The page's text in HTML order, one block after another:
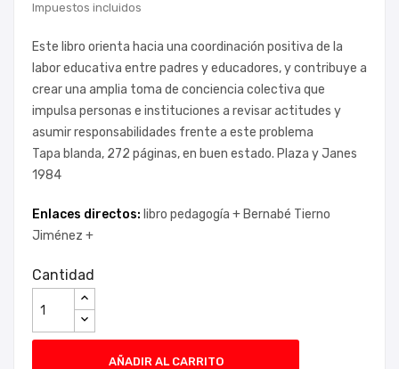
Impuestos incluidos
Este libro orienta hacia una coordinación positiva de la
labor educativa entre padres y educadores, y contribuye a
crear una amplia toma de conciencia colectiva que
impulsa personas e instituciones a revisar actitudes y
asumir responsabilidades frente a este problema
Tapa blanda, 272 páginas, en buen estado. Plaza y Janes
1984
Enlaces directos: libro pedagogía + Bernabé Tierno
Jiménez +
Cantidad
AÑADIR AL CARRITO